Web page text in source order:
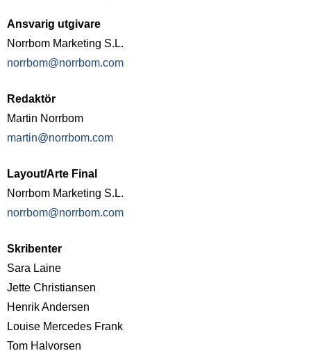
Ansvarig utgivare
Norrbom Marketing S.L.
norrbom@norrbom.com
Redaktör
Martin Norrbom
martin@norrbom.com
Layout/Arte Final
Norrbom Marketing S.L.
norrbom@norrbom.com
Skribenter
Sara Laine
Jette Christiansen
Henrik Andersen
Louise Mercedes Frank
Tom Halvorsen